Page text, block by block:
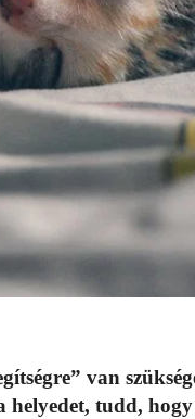
van
tudd,